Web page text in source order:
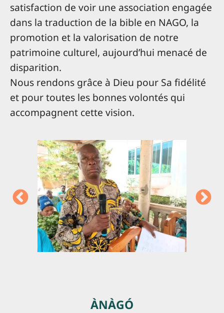
satisfaction de voir une association engagée
dans la traduction de la bible en NAGO, la
promotion et la valorisation de notre
patrimoine culturel, aujourd’hui menacé de
disparition.
Nous rendons grâce à Dieu pour Sa fidélité
et pour toutes les bonnes volontés qui
accompagnent cette vision.
ÀNÀGÓ